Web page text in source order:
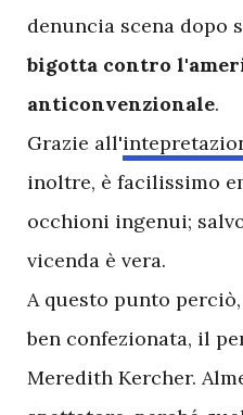
denuncia scena dopo
bigotta contro
anticonvenzionale.
Grazie all'
inoltre, è facilissimo
occhioni ingenui;
vicenda è vera.
A questo punto
ben confezionata, il
Meredith Kercher.